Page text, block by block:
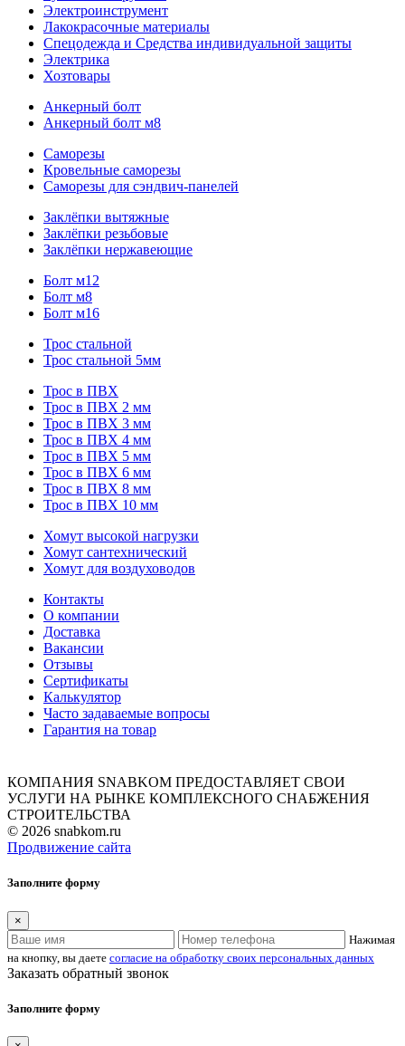
Электроинструмент
Лакокрасочные материалы
Спецодежда и Средства индивидуальной защиты
Электрика
Хозтовары
Анкерный болт
Анкерный болт м8
Саморезы
Кровельные саморезы
Саморезы для сэндвич-панелей
Заклёпки вытяжные
Заклёпки резьбовые
Заклёпки нержавеющие
Болт м12
Болт м8
Болт м16
Трос стальной
Трос стальной 5мм
Трос в ПВХ
Трос в ПВХ 2 мм
Трос в ПВХ 3 мм
Трос в ПВХ 4 мм
Трос в ПВХ 5 мм
Трос в ПВХ 6 мм
Трос в ПВХ 8 мм
Трос в ПВХ 10 мм
Хомут высокой нагрузки
Хомут сантехнический
Хомут для воздуховодов
Контакты
О компании
Доставка
Вакансии
Отзывы
Сертификаты
Калькулятор
Часто задаваемые вопросы
Гарантия на товар
КОМПАНИЯ SNABKOM ПРЕДОСТАВЛЯЕТ СВОИ
УСЛУГИ НА РЫНКЕ КОМПЛЕКСНОГО СНАБЖЕНИЯ
СТРОИТЕЛЬСТВА
© 2026 snabkom.ru
Продвижение сайта
Заполните форму
×
Нажимая
на кнопку, вы даете согласие на обработку своих персональных данных
Заказать обратный звонок
Заполните форму